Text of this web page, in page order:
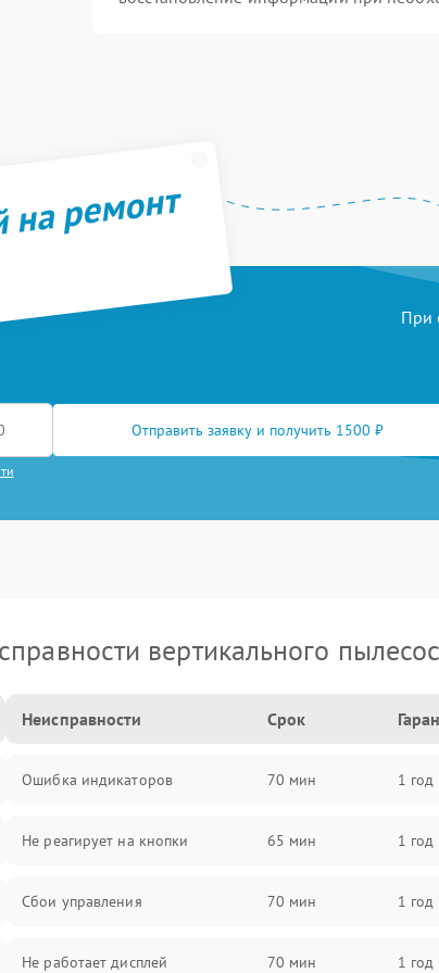
ремонт
При
Отправить заявку и получить 1500 ₽
вертикального
Неисправности Срок
Ошибка индикаторов 70 мин 1 год
Не реагирует на кнопки 65 мин 1 год
Сбои управления 70 мин 1 год
Не работает дисплей 70 мин 1 год